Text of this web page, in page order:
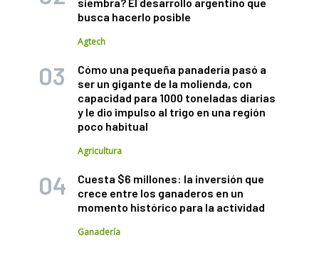
busca hacerlo posible
Agtech
Cómo una pequeña panadería pasó a
ser un gigante de la molienda, con
capacidad para 1000 toneladas diarias
y le dio impulso al trigo en una región
poco habitual
Agricultura
Cuesta $6 millones: la inversión que
crece entre los ganaderos en un
momento histórico para la actividad
Ganadería